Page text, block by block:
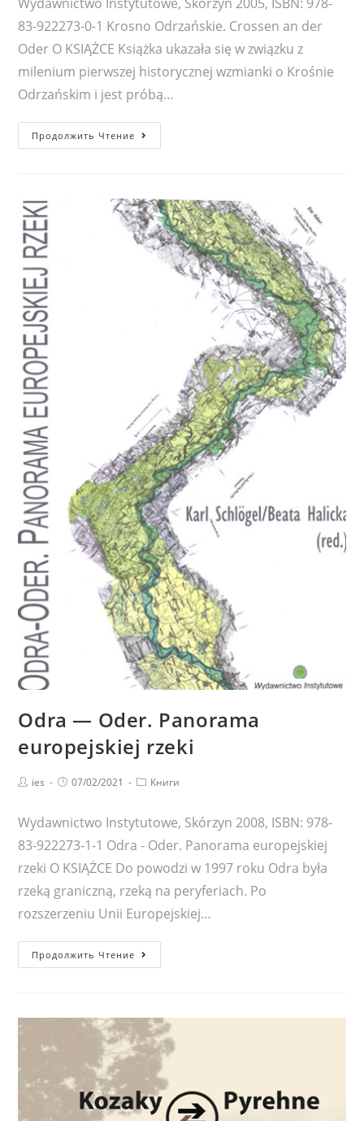
83-922273-0-1 Krosno Odrzańskie. Crossen an der
Oder O KSIĄŻCE Książka ukazała się w związku z
milenium pierwszej historycznej wzmianki o Krośnie
Odrzańskim i jest próbą…
Продолжить Чтение
an
der
Oder
Odra — Oder. Panorama
europejskiej rzeki
Posties
Запись
07/02/2021
PostКниги
Wydawnictwo Instytutowe, Skórzyn 2008, ISBN: 978-
83-922273-1-1 Odra - Oder. Panorama europejskiej
rzeki O KSIĄŻCE Do powodzi w 1997 roku Odra była
rzeką graniczną, rzeką na peryferiach. Po
rozszerzeniu Unii Europejskiej…
Продолжить Чтение
Panorama
europejskiej
rzeki